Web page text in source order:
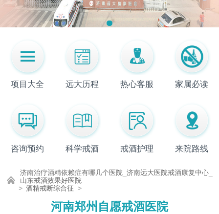
项目大全 远大历程 热心客服 家属必读
咨询预约 科学戒酒 戒酒护理 来院路线
济南治疗酒精依赖症有哪几个医院_济南远大医院戒酒康复中心_
山东戒酒效果好医院
> 酒精戒断综合征 >
河南郑州自愿戒酒医院